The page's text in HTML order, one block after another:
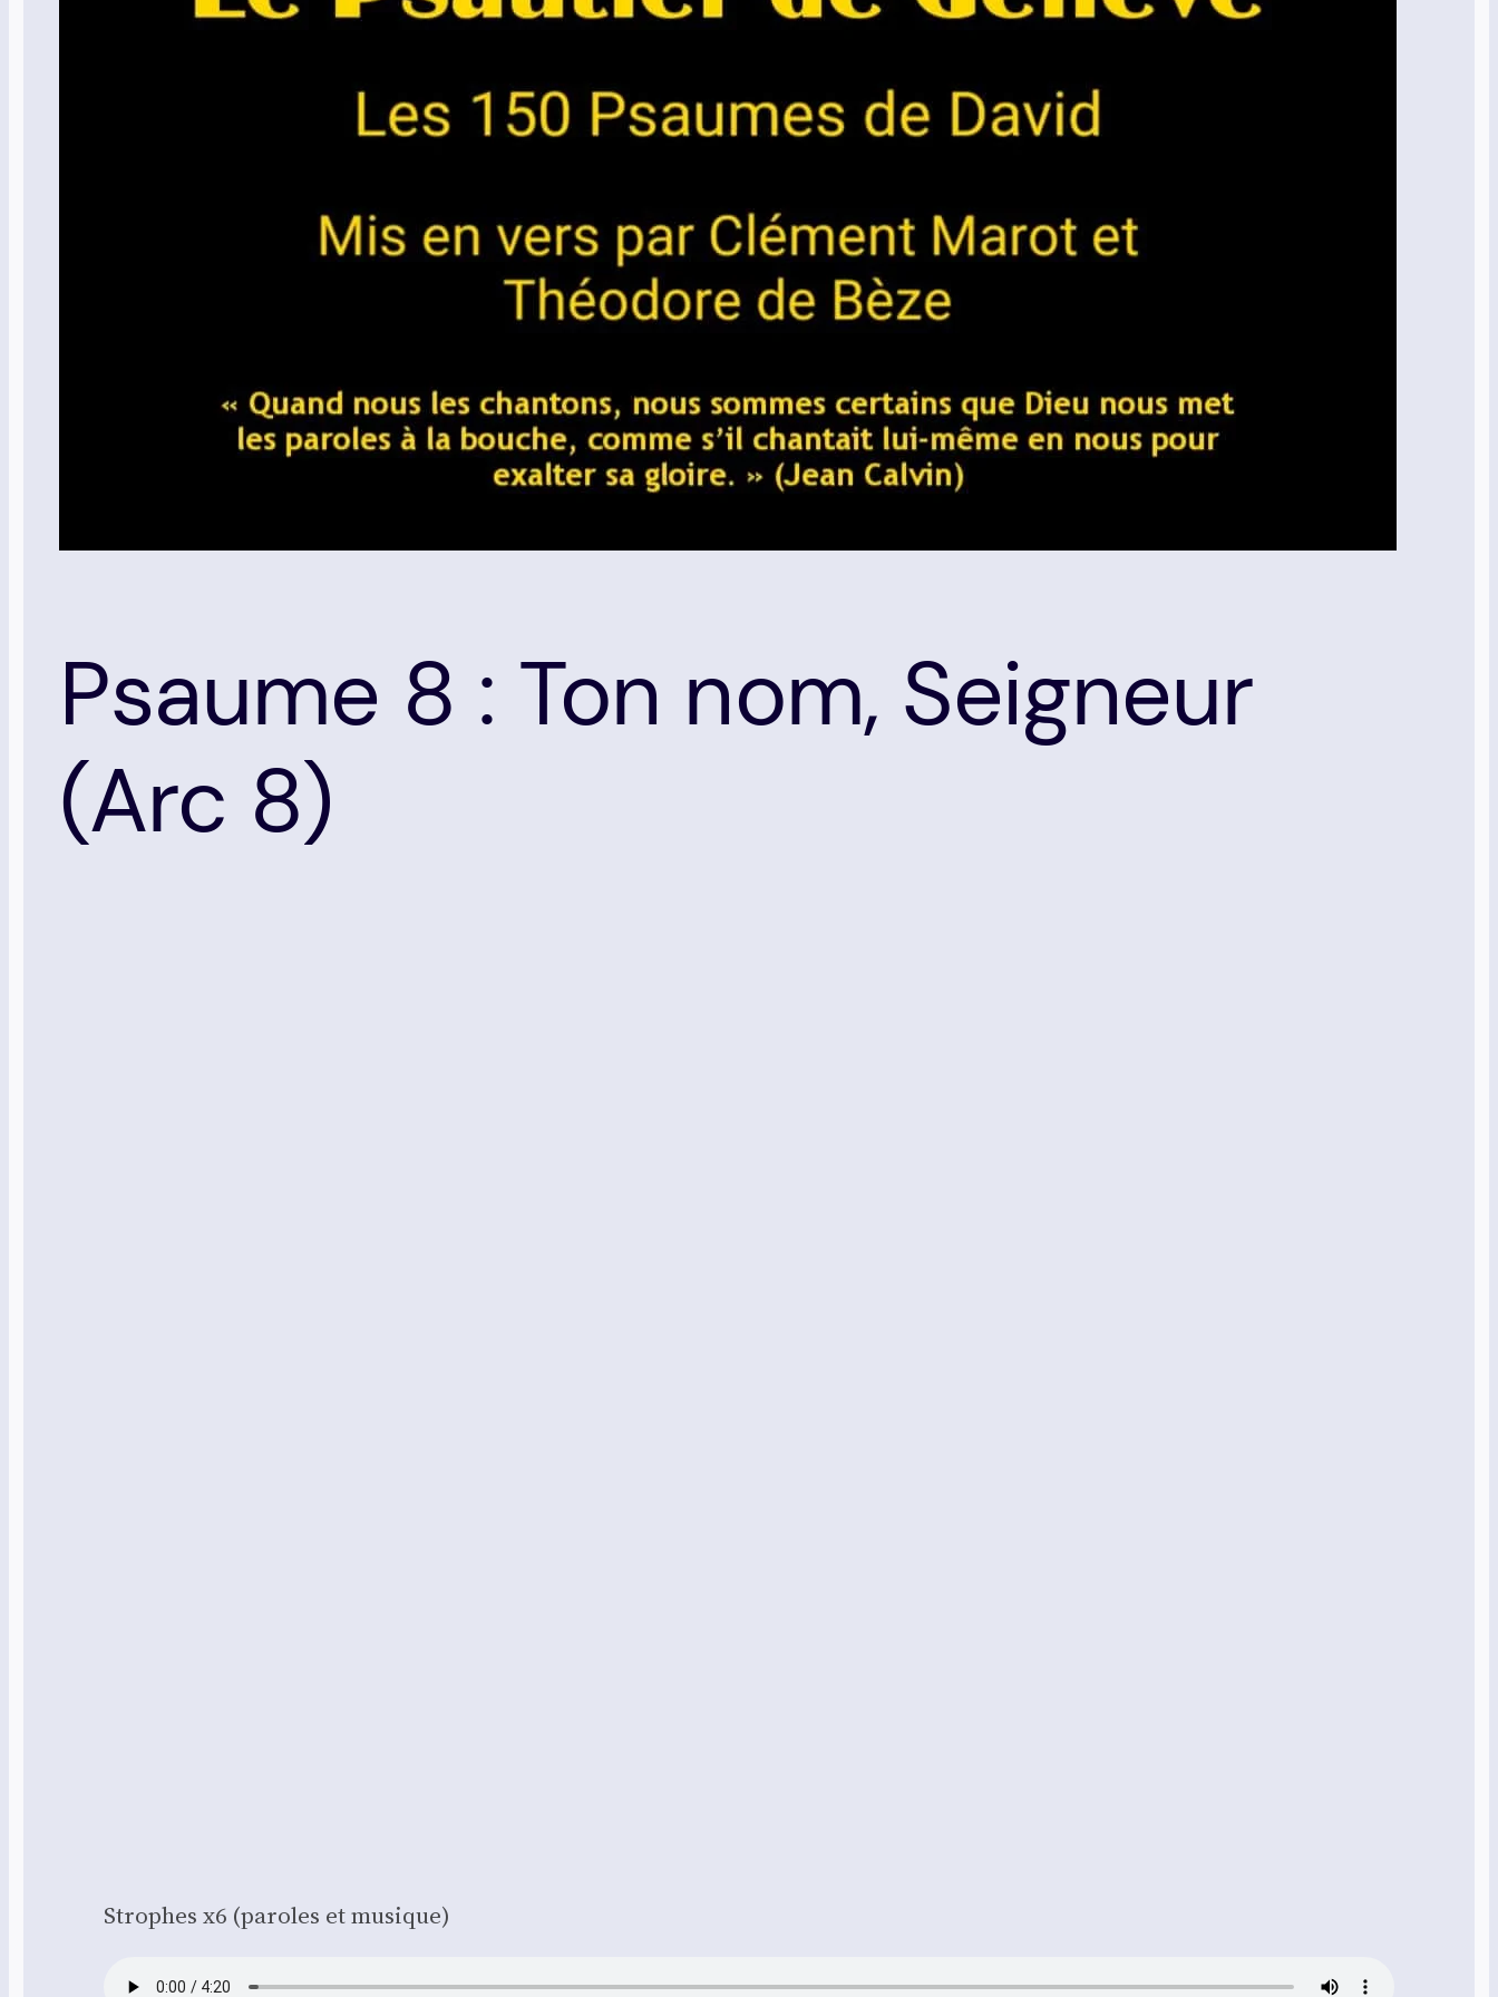
Psaume 8 : Ton nom, Seigneur
(Arc 8)
Strophes x6 (paroles et musique)